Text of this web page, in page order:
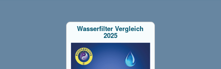
Wasserfilter Vergleich
2025